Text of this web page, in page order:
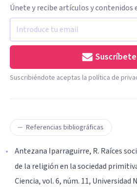
Únete y recibe artículos y contenidos
Suscríbete
Suscribiéndote aceptas la política de
Referencias bibliográficas
Antezana Iparraguirre, R. Raíces
de la religión en la sociedad
Ciencia, vol. 6, núm. 11, Universidad